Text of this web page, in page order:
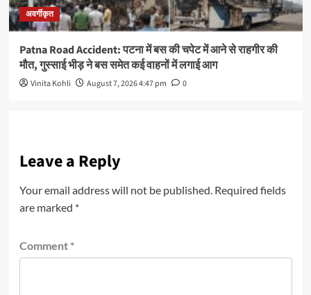
अवर्गीकृत
Patna Road Accident: पटना में बस की चपेट में आने से राहगीर की
मौत, गुस्साई भीड़ ने बस समेत कई वाहनों में लगाई आग
Vinita Kohli August 7, 2026 4:47 pm 0
Leave a Reply
Your email address will not be published. Required fields
are marked *
Comment *